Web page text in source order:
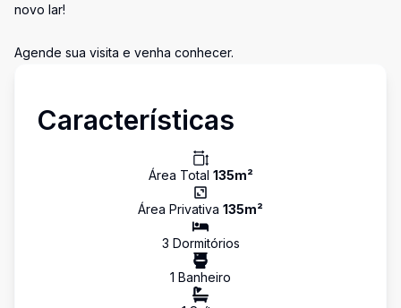
novo lar!
Agende sua visita e venha conhecer.
Características
Área Total 135m²
Área Privativa 135m²
3 Dormitórios
1 Banheiro